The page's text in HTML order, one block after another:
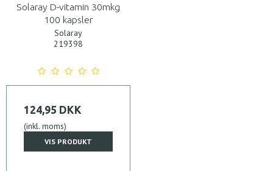
Solaray D-vitamin 30mkg
100 kapsler
Solaray
219398
124,95 DKK
(inkl. moms)
VIS PRODUKT